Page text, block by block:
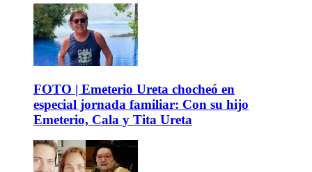
FOTO | Emeterio Ureta chocheó en
especial jornada familiar: Con su hijo
Emeterio, Cala y Tita Ureta